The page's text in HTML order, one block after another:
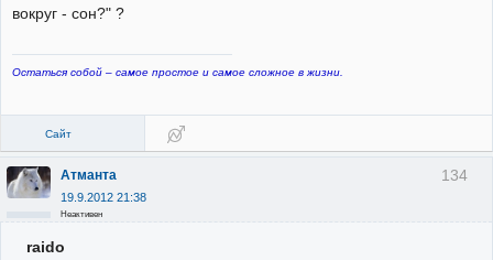
вокруг - сон?" ?
Остаться собой – самое простое и самое сложное в жизни.
Сайт
134
Атманта
19.9.2012 21:38
Неактивен
raido